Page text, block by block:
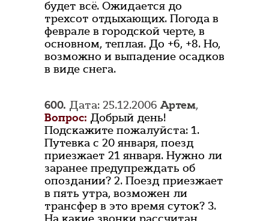
будет всё. Ожидается до
трехсот отдыхающих. Погода в
феврале в городской черте, в
основном, теплая. До +6, +8. Но,
возможно и выпадение осадков
в виде снега.
600. Дата: 25.12.2006Артем,
Вопрос: Добрый день!
Подскажите пожалуйста: 1.
Путевка с 20 января, поезд
приезжает 21 января. Нужно ли
заранее предупреждать об
опоздании? 2. Поезд приезжает
в пять утра, возможен ли
трансфер в это время суток? 3.